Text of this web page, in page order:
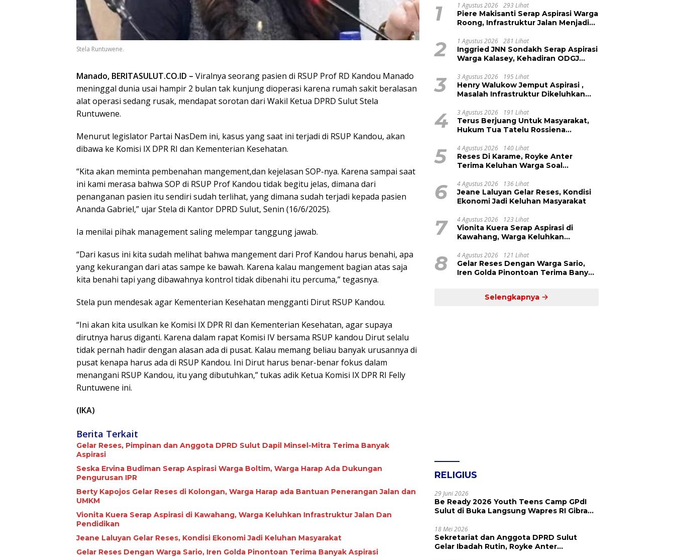
Stela Runtuwene.
Manado, BERITASULUT.CO.ID – Viralnya seorang pasien di RSUP Prof RD Kandou Manado
meninggal dunia usai hampir 2 bulan tak kunjung dioperasi karena rumah sakit beralasan
alat operasi sedang rusak, mendapat sorotan dari Wakil Ketua DPRD Sulut Stela
Runtuwene.
Menurut legislator Partai NasDem ini, kasus yang saat ini terjadi di RSUP Kandou, akan
dibawa ke Komisi IX DPR RI dan Kementerian Kesehatan.
“Kita akan meminta pembenahan mangement,dan kejelasan SOP-nya. Karena sampai saat
ini kami merasa bahwa SOP di RSUP Prof Kandou tidak begitu jelas, dimana dari
penanganan pasien itu sendiri sudah terlihat, yang dimana sudah terjadi kepada pasien
Ananda Gabriel,” ujar Stela di Kantor DPRD Sulut, Senin (16/6/2025).
Ia menilai pihak management saling melempar tanggung jawab.
“Dari kasus ini kita sudah melihat bahwa mangement dari Prof Kandou harus benahi, apa
yang kekurangan dari atas sampe ke bawah. Karena kalau mangement bagian atas saja
kita benahi tapi yang dibawahnya kontrol tidak dibenahi itu percuma,” tegasnya.
Stela pun mendesak agar Kementerian Kesehatan mengganti Dirut RSUP Kandou.
“Ini akan kita usulkan ke Komisi IX DPR RI dan Kementerian Kesehatan, agar supaya
dirutnya harus diganti. Karena dalam rapat Komisi IV bersama RSUP kandou Dirut selalu
tidak pernah hadir dengan alasan ada di pusat. Kalau memang beliau banyak urusannya di
pusat kenapa harus ada di RSUP Kandou. Ini Dirut harus benar-benar fokus dalam
menangani RSUP Kandou, itu yang dibutuhkan,” tukas adik Ketua Komisi IX DPR RI Felly
Runtuwene ini.
(IKA)
Berita Terkait
Gelar Reses, Pimpinan dan Anggota DPRD Sulut Dapil Minsel-Mitra Terima Banyak
Aspirasi
Seska Ervina Budiman Serap Aspirasi Warga Boltim, Warga Harap Ada Dukungan
Pengurusan IPR
Berty Kapojos Gelar Reses di Kolongan, Warga Harap ada Bantuan Penerangan Jalan dan
UMKM
Vionita Kuera Serap Aspirasi di Kawahang, Warga Keluhkan Infrastruktur Jalan Dan
Pendidikan
Jeane Laluyan Gelar Reses, Kondisi Ekonomi Jadi Keluhan Masyarakat
Gelar Reses Dengan Warga Sario, Iren Golda Pinontoan Terima Banyak Aspirasi
1 1 Agustus 2026 293 Lihat
Piere Makisanti Serap Aspirasi Warga
Roong, Infrastruktur Jalan Menjadi
2 1 Agustus 2026 281 Lihat
Inggried JNN Sondakh Serap Aspirasi
Warga Kalasey, Kehadiran ODGJ
3 3 Agustus 2026 195 Lihat
Henry Walukow Jemput Aspirasi ,
Masalah Infrastruktur Dikeluhkan
4 3 Agustus 2026 191 Lihat
Terus Berjuang Untuk Masyarakat,
Hukum Tua Tatelu Rossiena
Kinerja Anggota DPRD Henry
Walukow
5 4 Agustus 2026 140 Lihat
Reses Di Karame, Royke Anter
Terima Keluhan Warga Soal
6 4 Agustus 2026 136 Lihat
Jeane Laluyan Gelar Reses, Kondisi
Ekonomi Jadi Keluhan Masyarakat
7 4 Agustus 2026 123 Lihat
Vionita Kuera Serap Aspirasi di
Kawahang, Warga Keluhkan
8 4 Agustus 2026 121 Lihat
Gelar Reses Dengan Warga Sario,
Iren Golda Pinontoan Terima Banyak
Selengkapnya
RELIGIUS
29 Juni 2026
Be Ready 2026 Youth Teens Camp GPdI
Sulut di Buka Langsung Wapres RI Gibran
Apresiasi Tinggi
18 Mei 2026
Sekretariat dan Anggota DPRD Sulut
Gelar Ibadah Rutin, Royke Anter